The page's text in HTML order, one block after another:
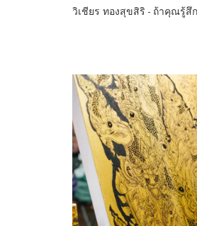
วิเชียร ทองสุขสิริ - ถ้าคุณรู้